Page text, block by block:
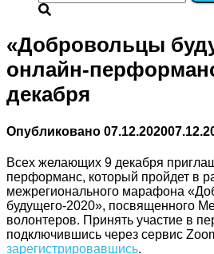
«Добровольцы
онлайн-
декабря
Опубликовано 07.12.2020
Всех желающих 9 декабря
перформанс, который пройдет в
межрегионального марафона
будущего-2020», посвященного
волонтеров. Принять участие в
подключившись через сервис
зарегистрировавшись.